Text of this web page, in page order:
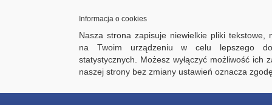
Informacja o cookies
Nasza strona zapisuje niewielkie pliki tekstowe,
na Twoim urządzeniu w celu lepszego
statystycznych. Możesz wyłączyć możliwość ich
naszej strony bez zmiany ustawień oznacza